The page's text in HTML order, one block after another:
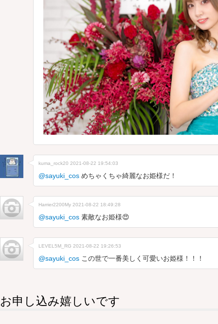
kuma_rock20 2021-08-22 19:54:03
@sayuki_cos めちゃくちゃ綺麗なお姫様だ！
Harrier2200My 2021-08-22 18:49:28
@sayuki_cos 素敵なお姫様😍
LEVEL5M_RG 2021-08-22 19:26:53
@sayuki_cos この世で一番美しく可愛いお姫様！！！
お申し込み嬉しいです